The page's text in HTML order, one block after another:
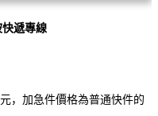
遞專線
加急件價格為普通快件的